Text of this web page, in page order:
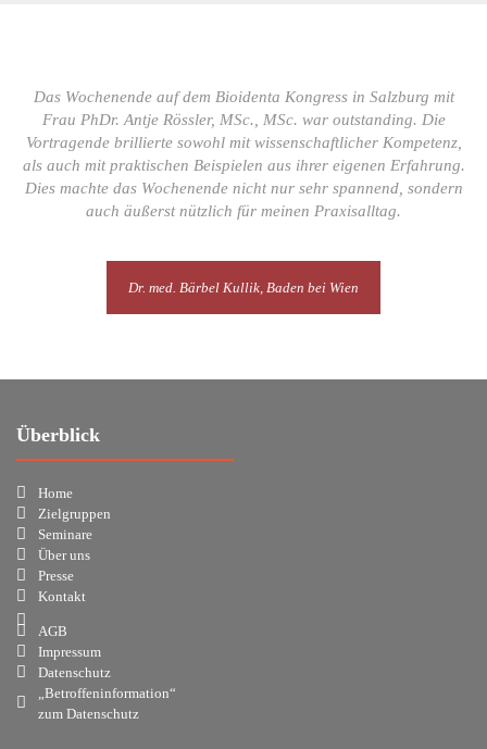
Das Wochenende auf dem Bioidenta Kongress in Salzburg mit
Frau PhDr. Antje Rössler, MSc., MSc. war outstanding. Die
Vortragende brillierte sowohl mit wissenschaftlicher Kompetenz,
als auch mit praktischen Beispielen aus ihrer eigenen Erfahrung.
Dies machte das Wochenende nicht nur sehr spannend, sondern
auch äußerst nützlich für meinen Praxisalltag.
Dr. med. Bärbel Kullik, Baden bei Wien
Überblick
Home
Zielgruppen
Seminare
Über uns
Presse
Kontakt
AGB
Impressum
Datenschutz
„Betroffeninformation“
zum Datenschutz